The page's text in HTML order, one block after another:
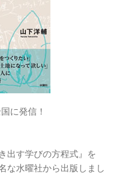
に発信！
出す学びの方程式』を
な水曜社から出版しまし